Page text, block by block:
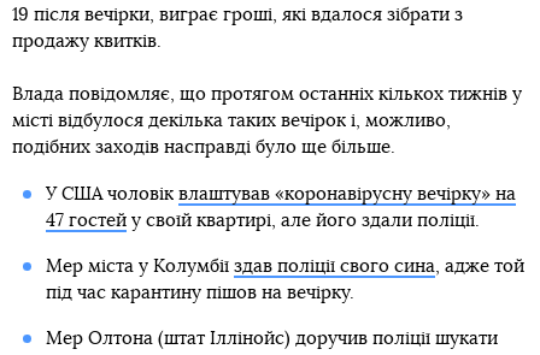
19 після вечірки, виграє гроші, які вдалося зібрати з
продажу квитків.
Влада повідомляє, що протягом останніх кількох тижнів у
місті відбулося декілька таких вечірок і, можливо,
подібних заходів насправді було ще більше.
У США чоловік влаштував «коронавірусну вечірку» на
47 гостейу своїй квартирі, але його здали поліції.
Мер міста у Колумбії здав поліції свого сина, адже той
під час карантину пішов на вечірку.
Мер Олтона (штат Іллінойс) доручив поліції шукати